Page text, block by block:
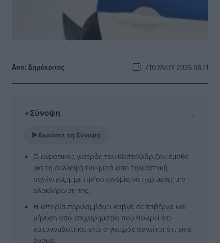
Από:Δημόκριτος 7 ΙΟΥΛΊΟΥ 2026 08:11
✦Σύνοψη ⌄
▶Ακούστε τη Σύνοψη
Ο αγροτικός γιατρός του Καστελλόριζου έμαθε
για τη σύλληψή του μετά από τηλεοπτική
συνέντευξη, με την αστυνομία να περιμένει την
ολοκλήρωσή της.
Η ιστορία περιλαμβάνει καβγά σε ταβέρνα και
μήνυση από επιχειρηματία που θεωρεί ότι
κατονομάστηκε, ενώ ο γιατρός αρνείται ότι είπε
όνομα.